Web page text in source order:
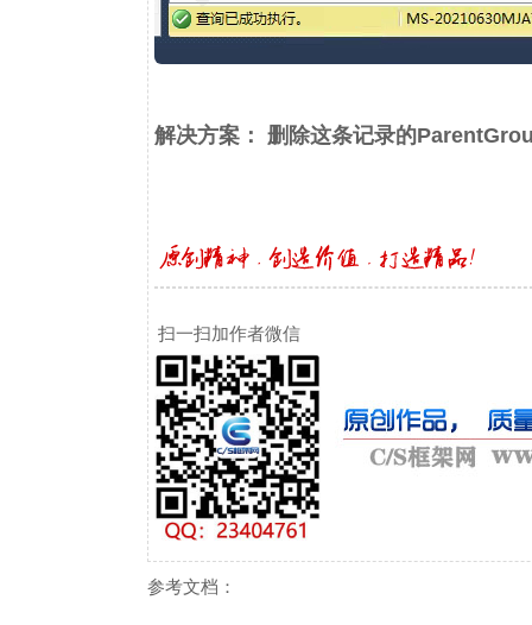
解决方案： 删除这条记录的
扫一扫加作者微信
参考文档：